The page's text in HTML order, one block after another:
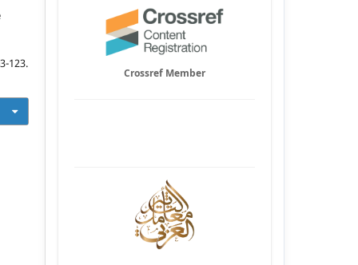
123.
Crossref Member